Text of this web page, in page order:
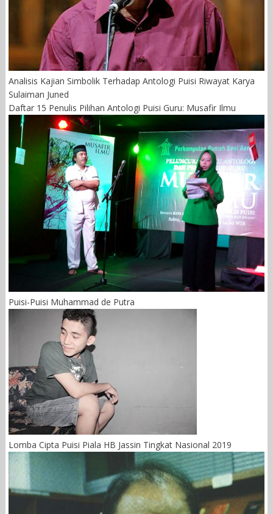
Analisis Kajian Simbolik Terhadap Antologi Puisi Riwayat Karya
Sulaiman Juned
Daftar 15 Penulis Pilihan Antologi Puisi Guru: Musafir Ilmu
Puisi-Puisi Muhammad de Putra
Lomba Cipta Puisi Piala HB Jassin Tingkat Nasional 2019